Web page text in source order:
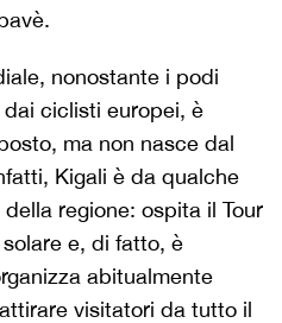
nonostante i podi
ciclisti europei, è
ma non nasce dal
Kigali è da qualche
regione: ospita il Tour
e, di fatto, è
abitualmente
visitatori da tutto il